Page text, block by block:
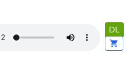
DL